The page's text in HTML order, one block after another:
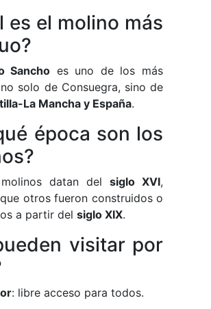
es el molino más
Sancho es uno de los más
solo de Consuegra, sino de
La Mancha y España.
época son los
datan del siglo XVI,
otros fueron construidos o
a partir del siglo XIX.
visitar por
: libre acceso para todos.